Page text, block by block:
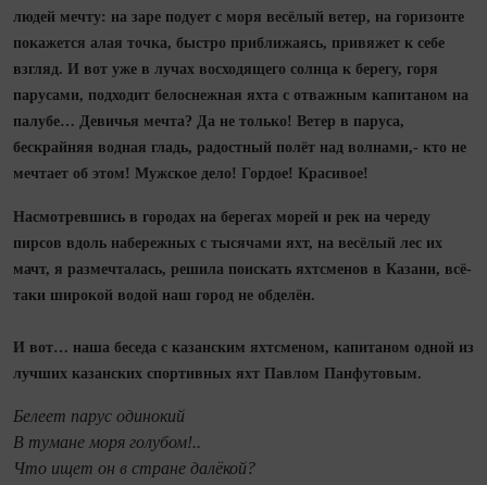
людей мечту: на заре подует с моря весёлый ветер, на горизонте
покажется алая точка, быстро приближаясь, привяжет к себе
взгляд. И вот уже в лучах восходящего солнца к берегу, горя
парусами, подходит белоснежная яхта с отважным капитаном на
палубе… Девичья мечта? Да не только! Ветер в паруса,
бескрайняя водная гладь, радостный полёт над волнами,- кто не
мечтает об этом! Мужское дело! Гордое! Красивое!
Насмотревшись в городах на берегах морей и рек на череду
пирсов вдоль набережных с тысячами яхт, на весёлый лес их
мачт, я размечталась, решила поискать яхтсменов в Казани, всё-
таки широкой водой наш город не обделён.
И вот… наша беседа с казанским яхтсменом, капитаном одной из
лучших казанских спортивных яхт Павлом Панфутовым.
Белеет парус одинокий
В тумане моря голубом!..
Что ищет он в стране далёкой?